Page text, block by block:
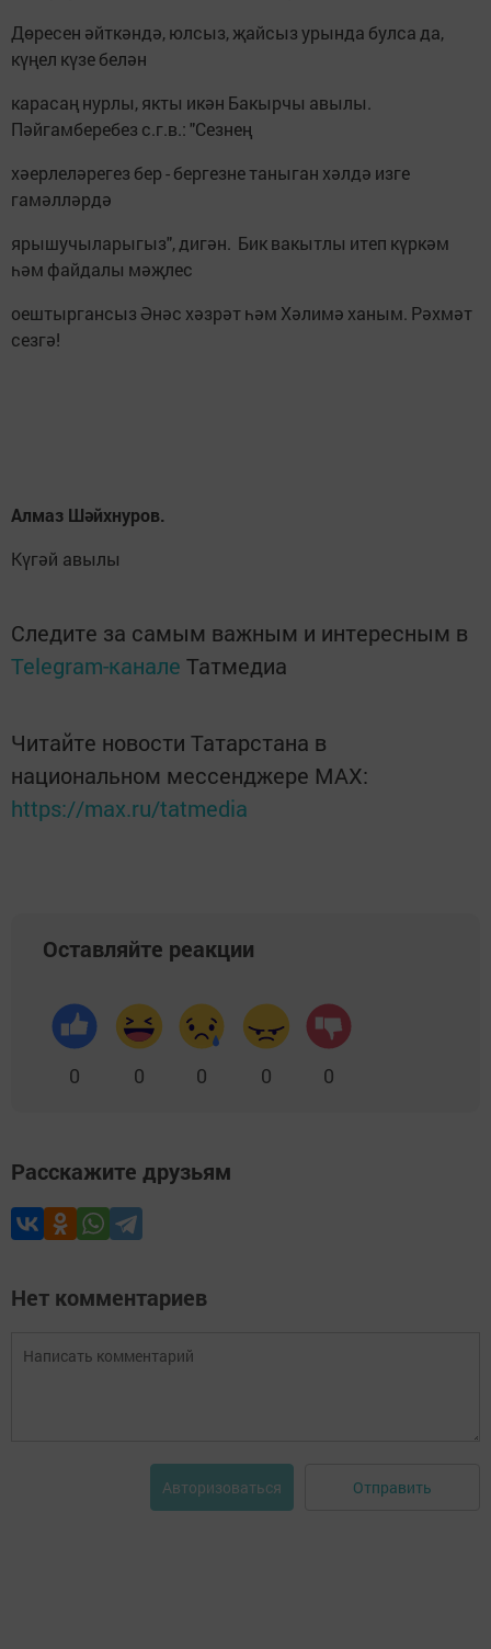
Дөресен әйткәндә, юлсыз, җайсыз урында булса да,
күңел күзе белән
карасаң нурлы, якты икән Бакырчы авылы.
Пәйгамберебез с.г.в.: "Сезнең
хәерлеләрегез бер - бергезне таныган хәлдә изге
гамәлләрдә
ярышучыларыгыз", дигән. Бик вакытлы итеп күркәм
һәм файдалы мәҗлес
оештыргансыз Әнәс хәзрәт һәм Хәлимә ханым. Рәхмәт
сезгә!
Алмаз Шәйхнуров.
Күгәй авылы
Следите за самым важным и интересным в
Telegram-канале Татмедиа
Читайте новости Татарстана в
национальном мессенджере MАХ:
https://max.ru/tatmedia
Оставляйте реакции
0 0 0 0 0
Расскажите друзьям
Нет комментариев
Авторизоваться Отправить